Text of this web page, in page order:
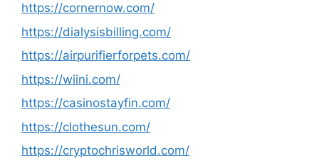
https://cornernow.com/
https://dialysisbilling.com/
https://airpurifierforpets.com/
https://wiini.com/
https://casinostayfin.com/
https://clothesun.com/
https://cryptochrisworld.com/